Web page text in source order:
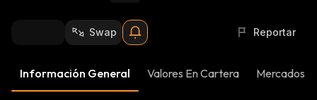
Swap Reportar
Información General Valores En Cartera Mercados